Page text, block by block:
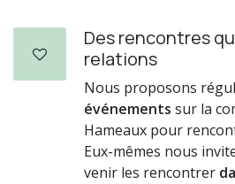
Des rencontres
relations
Nous proposons
événements sur la
Hameaux pour
Eux-mêmes nous
venir les rencontrer